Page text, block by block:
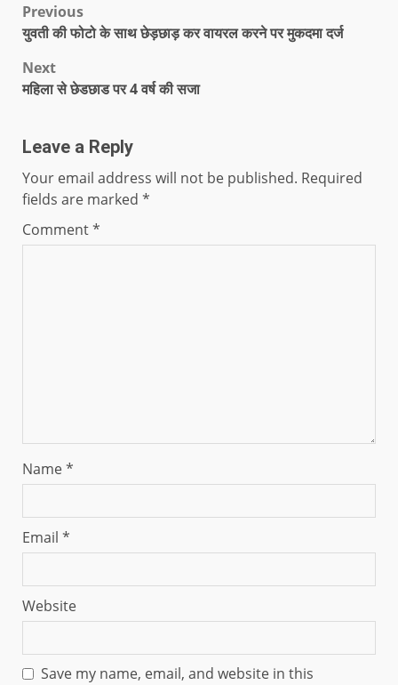
Previous
युवती की फोटो के साथ छेड़छाड़ कर वायरल करने पर मुकदमा दर्ज
Next
महिला से छेडछाड पर 4 वर्ष की सजा
Leave a Reply
Your email address will not be published. Required
fields are marked *
Comment*
Name*
Email *
Website
Save my name, email, and website in this